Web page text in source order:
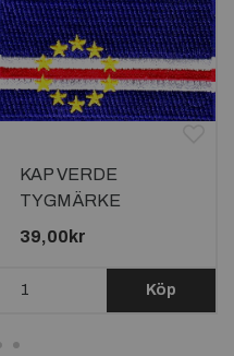
KAP VERDE
TYGMÄRKE
65x38mm
39,00kr
Köp